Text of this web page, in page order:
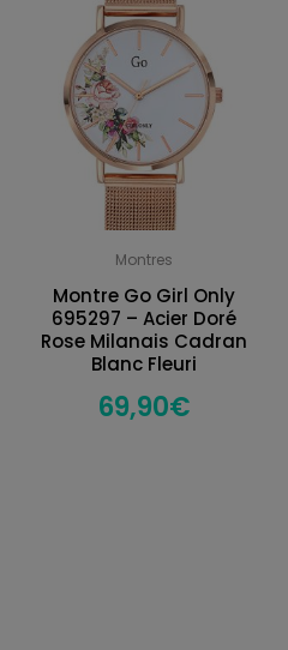
Montres
Montre Go Girl Only
695297 – Acier Doré
Rose Milanais Cadran
Blanc Fleuri
69,90€